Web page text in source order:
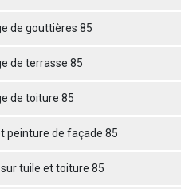
de gouttières 85
de terrasse 85
de toiture 85
peinture de façade 85
tuile et toiture 85